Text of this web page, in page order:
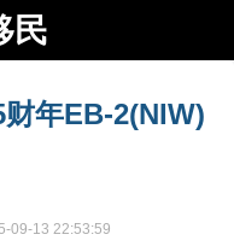
民
年EB-2(NIW)
09-13 22:53:59